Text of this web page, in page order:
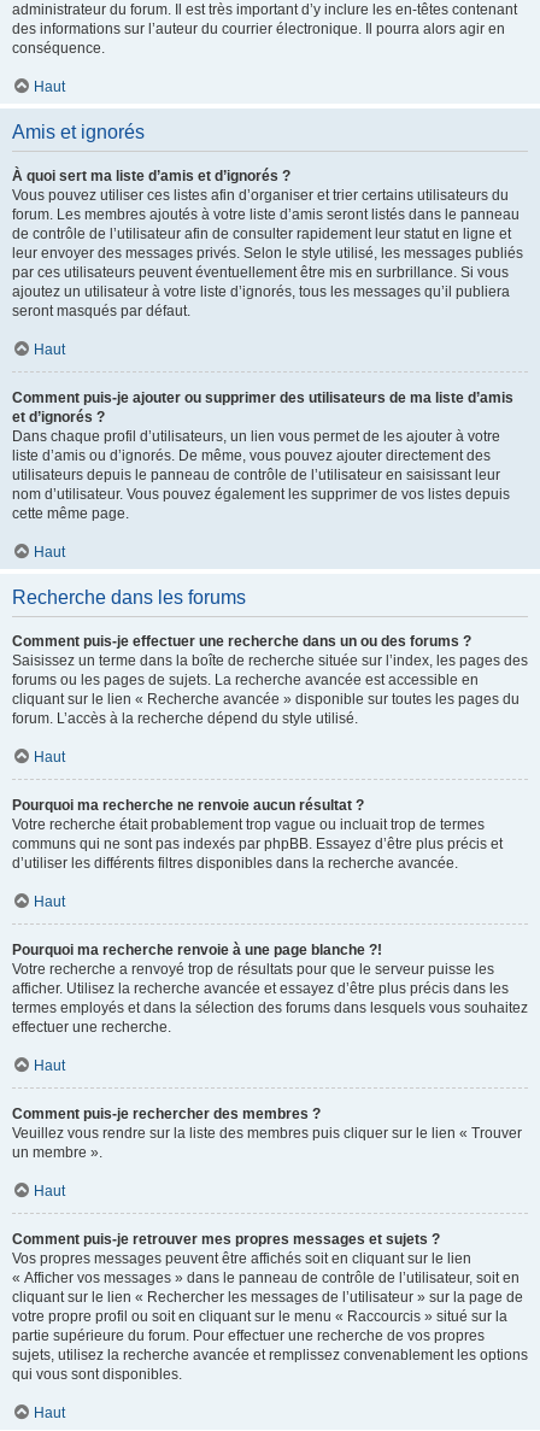
administrateur du forum. Il est très important d’y inclure les en-têtes contenant
des informations sur l’auteur du courrier électronique. Il pourra alors agir en
conséquence.
Haut
Amis et ignorés
À quoi sert ma liste d’amis et d’ignorés ?
Vous pouvez utiliser ces listes afin d’organiser et trier certains utilisateurs du
forum. Les membres ajoutés à votre liste d’amis seront listés dans le panneau
de contrôle de l’utilisateur afin de consulter rapidement leur statut en ligne et
leur envoyer des messages privés. Selon le style utilisé, les messages publiés
par ces utilisateurs peuvent éventuellement être mis en surbrillance. Si vous
ajoutez un utilisateur à votre liste d’ignorés, tous les messages qu’il publiera
seront masqués par défaut.
Haut
Comment puis-je ajouter ou supprimer des utilisateurs de ma liste d’amis
et d’ignorés ?
Dans chaque profil d’utilisateurs, un lien vous permet de les ajouter à votre
liste d’amis ou d’ignorés. De même, vous pouvez ajouter directement des
utilisateurs depuis le panneau de contrôle de l’utilisateur en saisissant leur
nom d’utilisateur. Vous pouvez également les supprimer de vos listes depuis
cette même page.
Haut
Recherche dans les forums
Comment puis-je effectuer une recherche dans un ou des forums ?
Saisissez un terme dans la boîte de recherche située sur l’index, les pages des
forums ou les pages de sujets. La recherche avancée est accessible en
cliquant sur le lien « Recherche avancée » disponible sur toutes les pages du
forum. L’accès à la recherche dépend du style utilisé.
Haut
Pourquoi ma recherche ne renvoie aucun résultat ?
Votre recherche était probablement trop vague ou incluait trop de termes
communs qui ne sont pas indexés par phpBB. Essayez d’être plus précis et
d’utiliser les différents filtres disponibles dans la recherche avancée.
Haut
Pourquoi ma recherche renvoie à une page blanche ?!
Votre recherche a renvoyé trop de résultats pour que le serveur puisse les
afficher. Utilisez la recherche avancée et essayez d’être plus précis dans les
termes employés et dans la sélection des forums dans lesquels vous souhaitez
effectuer une recherche.
Haut
Comment puis-je rechercher des membres ?
Veuillez vous rendre sur la liste des membres puis cliquer sur le lien « Trouver
un membre ».
Haut
Comment puis-je retrouver mes propres messages et sujets ?
Vos propres messages peuvent être affichés soit en cliquant sur le lien
« Afficher vos messages » dans le panneau de contrôle de l’utilisateur, soit en
cliquant sur le lien « Rechercher les messages de l’utilisateur » sur la page de
votre propre profil ou soit en cliquant sur le menu « Raccourcis » situé sur la
partie supérieure du forum. Pour effectuer une recherche de vos propres
sujets, utilisez la recherche avancée et remplissez convenablement les options
qui vous sont disponibles.
Haut